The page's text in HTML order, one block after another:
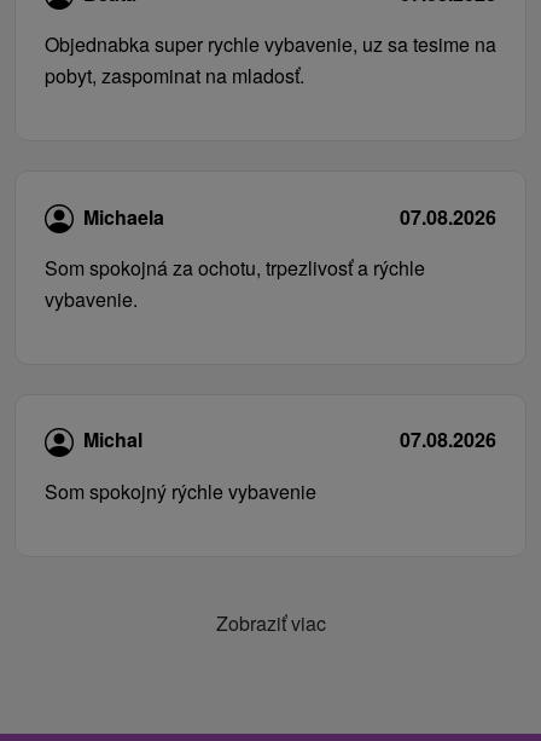
Objednabka super rychle vybavenie, uz sa tesime na
pobyt, zaspominat na mladosť.
Michaela
07.08.2026
Som spokojná za ochotu, trpezlivosť a rýchle
vybavenie.
Michal
07.08.2026
Som spokojný rýchle vybavenie
Zobraziť viac